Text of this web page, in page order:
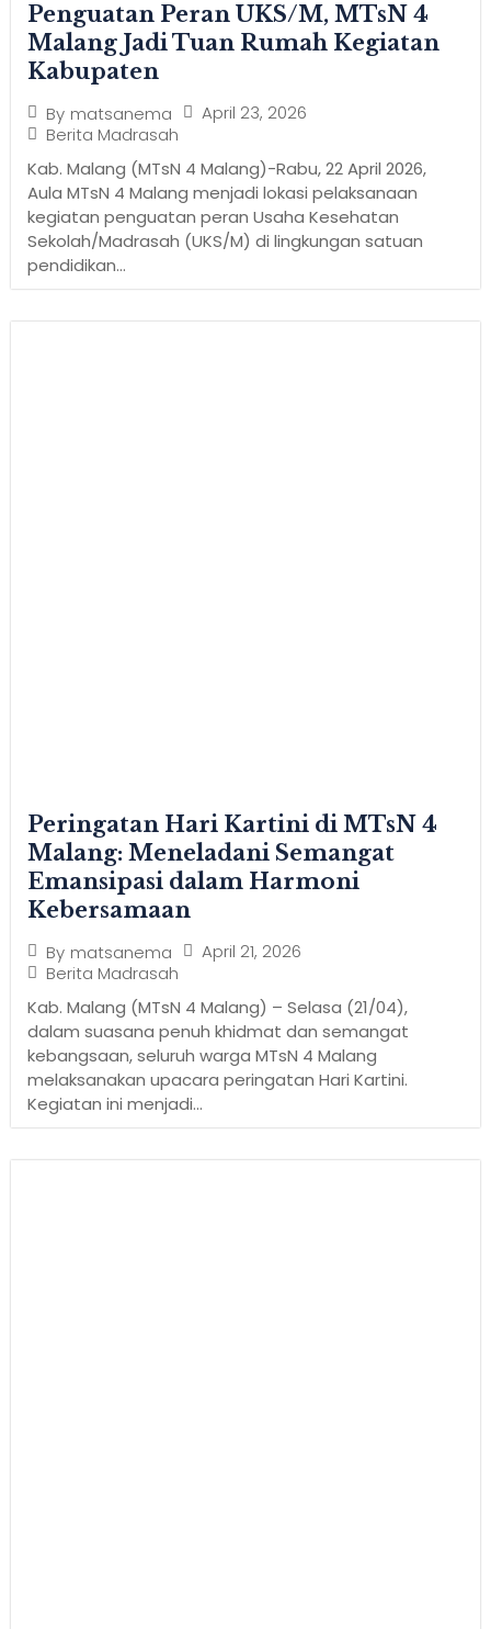
Penguatan Peran UKS/M, MTsN 4
Malang Jadi Tuan Rumah Kegiatan
Kabupaten
By matsanema
April 23, 2026
Berita Madrasah
Kab. Malang (MTsN 4 Malang)-Rabu, 22 April 2026,
Aula MTsN 4 Malang menjadi lokasi pelaksanaan
kegiatan penguatan peran Usaha Kesehatan
Sekolah/Madrasah (UKS/M) di lingkungan satuan
pendidikan...
Peringatan Hari Kartini di MTsN 4
Malang: Meneladani Semangat
Emansipasi dalam Harmoni
Kebersamaan
By matsanema
April 21, 2026
Berita Madrasah
Kab. Malang (MTsN 4 Malang) – Selasa (21/04),
dalam suasana penuh khidmat dan semangat
kebangsaan, seluruh warga MTsN 4 Malang
melaksanakan upacara peringatan Hari Kartini.
Kegiatan ini menjadi...